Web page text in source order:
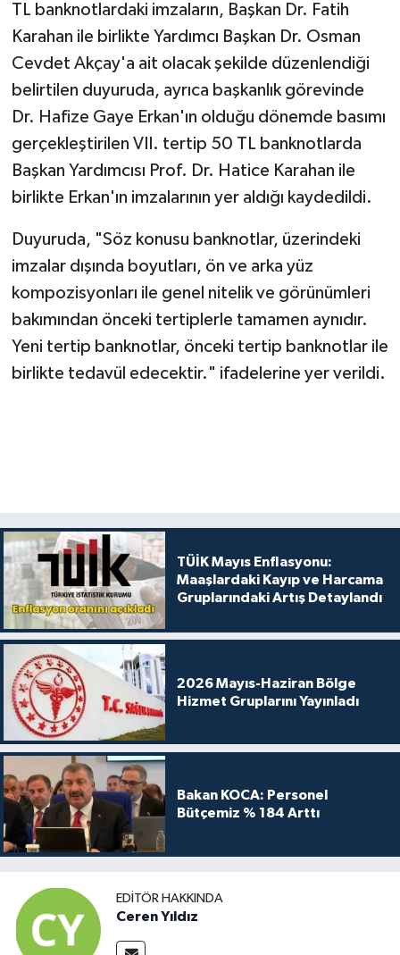
TL banknotlardaki imzaların, Başkan Dr. Fatih
Karahan ile birlikte Yardımcı Başkan Dr. Osman
Cevdet Akçay'a ait olacak şekilde düzenlendiği
belirtilen duyuruda, ayrıca başkanlık görevinde
Dr. Hafize Gaye Erkan'ın olduğu dönemde basımı
gerçekleştirilen VII. tertip 50 TL banknotlarda
Başkan Yardımcısı Prof. Dr. Hatice Karahan ile
birlikte Erkan'ın imzalarının yer aldığı kaydedildi.
Duyuruda, "Söz konusu banknotlar, üzerindeki
imzalar dışında boyutları, ön ve arka yüz
kompozisyonları ile genel nitelik ve görünümleri
bakımından önceki tertiplerle tamamen aynıdır.
Yeni tertip banknotlar, önceki tertip banknotlar ile
birlikte tedavül edecektir." ifadelerine yer verildi.
TÜİK Mayıs Enflasyonu:
Maaşlardaki Kayıp ve Harcama
Gruplarındaki Artış Detaylandı
2026 Mayıs-Haziran Bölge
Hizmet Gruplarını Yayınladı
Bakan KOCA: Personel
Bütçemiz % 184 Arttı
EDITÖR HAKKINDA
Ceren Yıldız